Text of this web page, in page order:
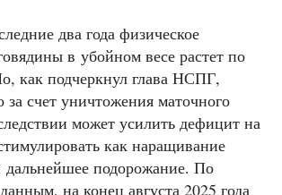
два года физическое
в убойном весе растет по
как подчеркнул глава НСПГ,
за счет уничтожения маточного
может усилить дефицит на
как наращивание
дальнейшее подорожание. По
на конец августа 2025 года